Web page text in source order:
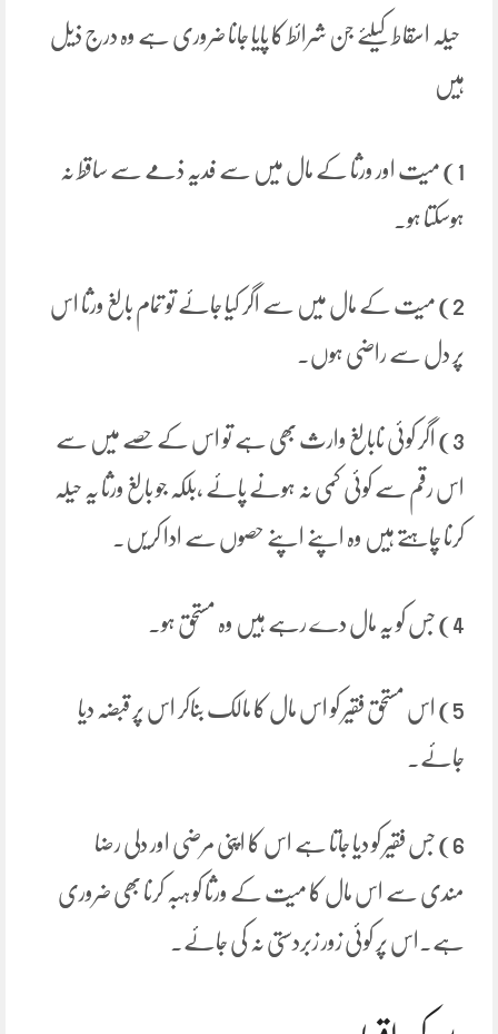
حیلہ اسقاط کیلئے جن شرائط کا پایا جانا ضروری ہے وہ درج ذیل
ہیں
1) میت اور ورثا کے مال میں سے فدیہ ذمے سے ساقط نہ
ہوسکتا ہو۔
2) میت کے مال میں سے اگر کیا جائے تو تمام بالغ ورثا اس
پر دل سے راضی ہوں۔
3) اگر کوئی نابالغ وارث بھی ہے تو اس کے حصے میں سے
اس رقم سے کوئی کمی نہ ہونے پائے ،بلکہ جو بالغ ورثا یہ حیلہ
کرنا چاہتے ہیں وہ اپنے اپنے حصوں سے ادا کریں۔
4) جس کو یہ مال دے رہے ہیں وہ مستحق ہو۔
5) اس مستحق فقیر کو اس مال کا مالک بناکر اس پر قبضہ دیا
جائے۔
6) جس فقیر کو دیا جاتا ہے اس کا اپنی مرضی اور دلی رضا
مندی سے اس مال کا میت کے ورثا کو ہبہ کرنا بھی ضروری
ہے۔اس پر کوئی زور زبردستی نہ کی جائے۔